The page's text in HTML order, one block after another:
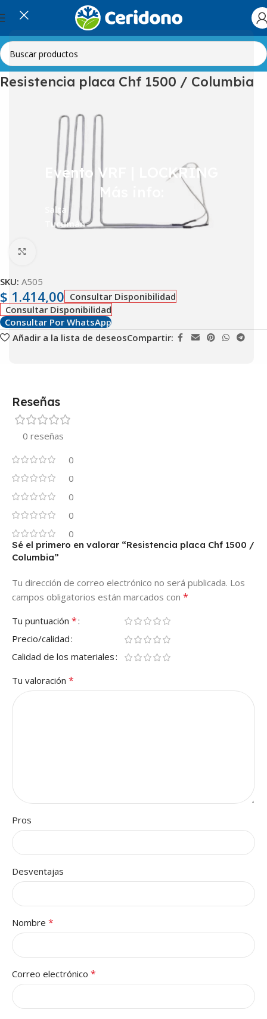
Evento VRF | LOCKRING
Más info:
Salta
Tucumán
Inicio Línea Blanca Heladeras Resistencias
Resistencia placa Chf 1500 / Columbia
SKU: A505
$ 1.414,00 Consultar Disponibilidad
Consultar Disponibilidad
Consultar Por WhatsApp
Añadir a la lista de deseosCompartir:
Reseñas
0 reseñas
0
0
0
0
0
Sé el primero en valorar “Resistencia placa Chf 1500 /
Columbia”
Tu dirección de correo electrónico no será publicada. Los
campos obligatorios están marcados con *
Tu puntuación *
Precio/calidad
Calidad de los materiales
Tu valoración *
Pros
Desventajas
Nombre *
Correo electrónico *